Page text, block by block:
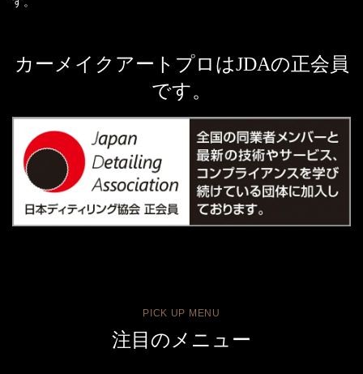
カーメイクアートプロはJDAの正会員
です。
PICK UP MENU
注目のメニュー